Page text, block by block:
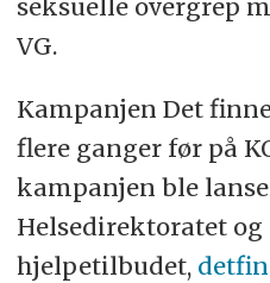
seksuelle overgrep
VG.
Kampanjen Det
flere ganger før på
kampanjen ble
Helsedirektoratet og
hjelpetilbudet,